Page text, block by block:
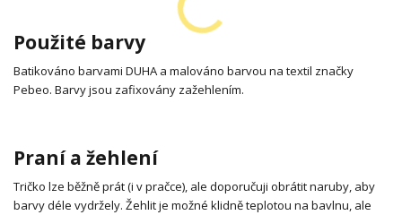
Použité barvy
Batikováno barvami DUHA a malováno barvou na textil značky
Pebeo. Barvy jsou zafixovány zažehlením.
Praní a žehlení
Tričko lze běžně prát (i v pračce), ale doporučuji obrátit naruby, aby
barvy déle vydržely. Žehlit je možné klidně teplotou na bavlnu, ale